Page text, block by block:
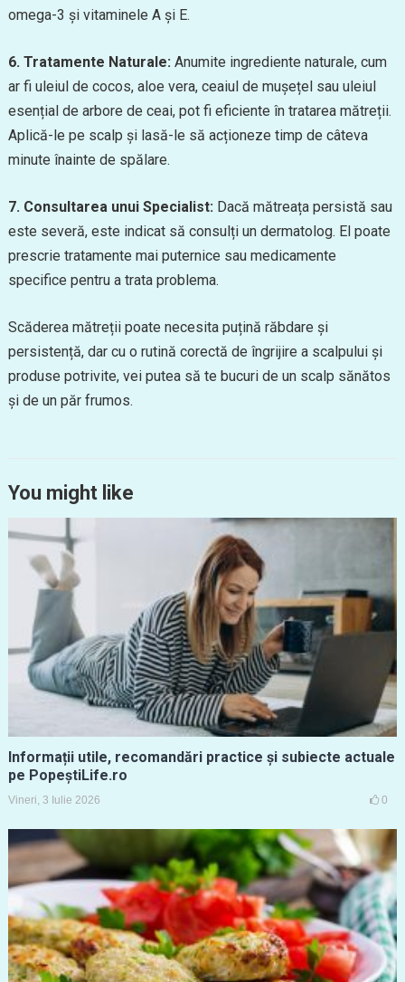
omega-3 și vitaminele A și E.
6. Tratamente Naturale: Anumite ingrediente naturale, cum
ar fi uleiul de cocos, aloe vera, ceaiul de mușețel sau uleiul
esențial de arbore de ceai, pot fi eficiente în tratarea mătreții.
Aplică-le pe scalp și lasă-le să acționeze timp de câteva
minute înainte de spălare.
7. Consultarea unui Specialist: Dacă mătreața persistă sau
este severă, este indicat să consulți un dermatolog. El poate
prescrie tratamente mai puternice sau medicamente
specifice pentru a trata problema.
Scăderea mătreții poate necesita puțină răbdare și
persistență, dar cu o rutină corectă de îngrijire a scalpului și
produse potrivite, vei putea să te bucuri de un scalp sănătos
și de un păr frumos.
You might like
Informații utile, recomandări practice și subiecte actuale
pe PopeștiLife.ro
Vineri, 3 Iulie 2026 0